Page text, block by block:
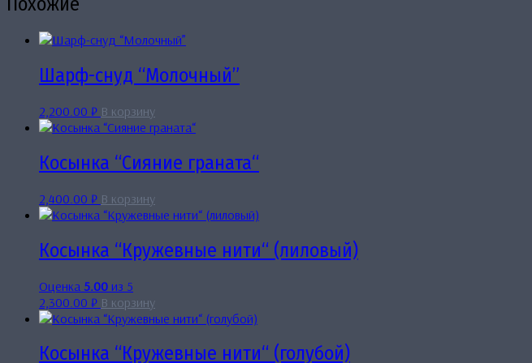
Шарф-снуд “Молочный”
2,200.00 ₽ В корзину
Косынка “Сияние граната“
2,400.00 ₽ В корзину
Косынка “Кружевные нити“ (лиловый)
Оценка 5.00 из 5
2,300.00 ₽ В корзину
Косынка “Кружевные нити“ (голубой)